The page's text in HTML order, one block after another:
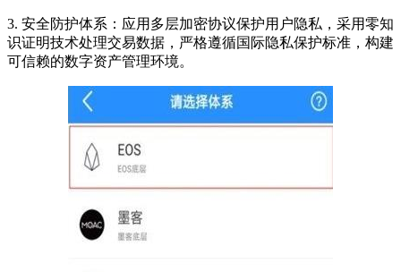
3. 安全防护体系：应用多层加密协议保护用户隐私，采用零知
识证明技术处理交易数据，严格遵循国际隐私保护标准，构建
可信赖的数字资产管理环境。